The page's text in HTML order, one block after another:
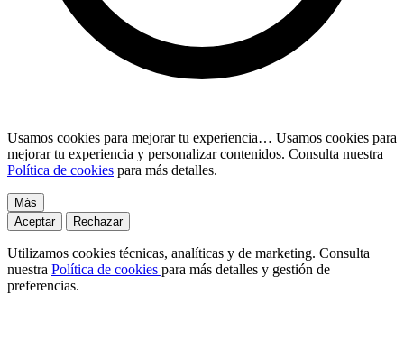
Usamos cookies para mejorar tu experiencia… Usamos cookies para
mejorar tu experiencia y personalizar contenidos. Consulta nuestra
Política de cookies para más detalles.
Más
Aceptar
Rechazar
Utilizamos cookies técnicas, analíticas y de marketing. Consulta
nuestra Política de cookies para más detalles y gestión de
preferencias.